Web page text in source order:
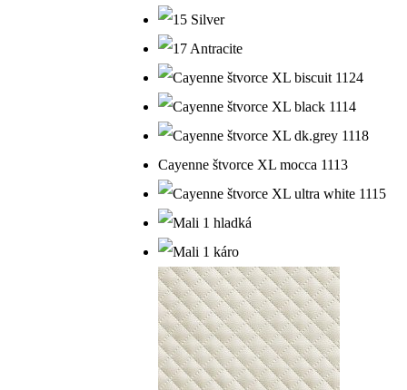
Cayenne štvorce XL mocca 1113